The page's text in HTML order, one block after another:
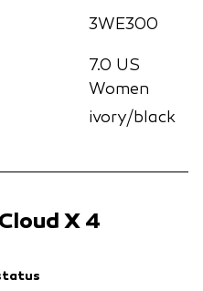
3WE300
7.0 US
Women
ivory/black
X 4